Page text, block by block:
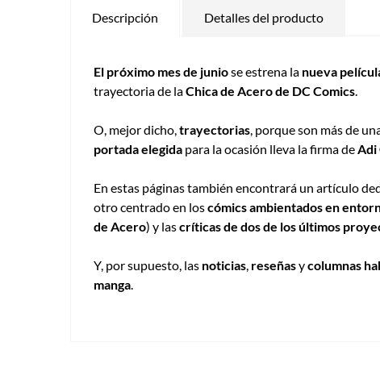
Descripción Detalles del producto
El próximo mes de juniose estrena la nueva
trayectoria de laChica de Acero de DC Comics
O, mejor dicho, trayectorias , porque son más de
portada elegida para la ocasión lleva la firma de Adi
En estas páginas también encontrará un artículo
otro centrado en loscómics ambientados en
de Acero) y lascríticas de dos de los últimos
Y, por supuesto, las noticias reseñasycolumnas
manga